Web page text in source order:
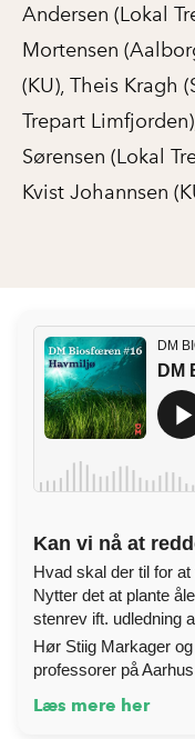
Andersen (Lokal
Mortensen
(KU), Theis Kragh
Trepart
Sørensen (Lokal
Kvist Johannsen
Kan vi nå at
Hvad skal der til for
Nytter det at plante
stenrev ift. udledning
Hør Stiig Markager
professorer på
Læs mere her